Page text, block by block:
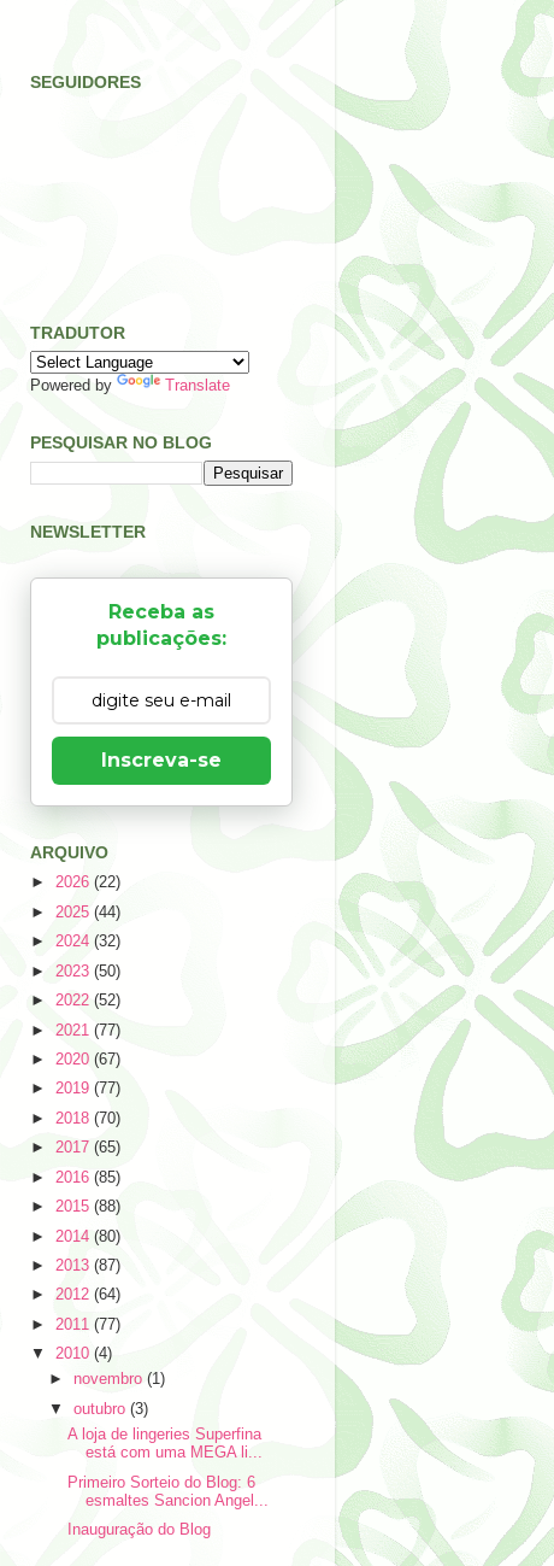
SEGUIDORES
TRADUTOR
Powered by Translate
PESQUISAR NO BLOG
NEWSLETTER
Receba as
publicações:
Inscreva-se
ARQUIVO
► 2026 (22)
► 2025 (44)
► 2024 (32)
► 2023 (50)
► 2022 (52)
► 2021 (77)
► 2020 (67)
► 2019 (77)
► 2018 (70)
► 2017 (65)
► 2016 (85)
► 2015 (88)
► 2014 (80)
► 2013 (87)
► 2012 (64)
► 2011 (77)
▼ 2010 (4)
► novembro(1)
▼outubro(3)
A loja de lingeries Superfina
está com uma MEGA li...
Primeiro Sorteio do Blog: 6
esmaltes Sancion Angel...
Inauguração do Blog